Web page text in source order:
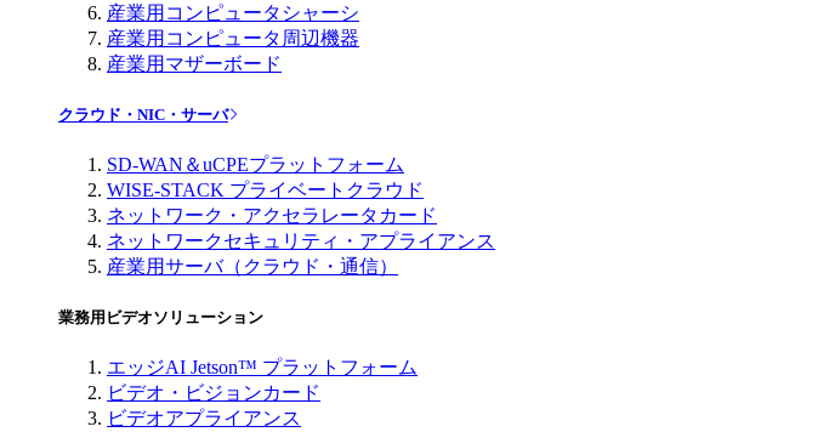
産業用コンピュータシャーシ
産業用コンピュータ周辺機器
産業用マザーボード
クラウド・NIC・サーバ
SD-WAN＆uCPEプラットフォーム
WISE-STACK プライベートクラウド
ネットワーク・アクセラレータカード
ネットワークセキュリティ・アプライアンス
産業用サーバ（クラウド・通信）
業務用ビデオソリューション
エッジAI Jetson™ プラットフォーム
ビデオ・ビジョンカード
ビデオアプライアンス